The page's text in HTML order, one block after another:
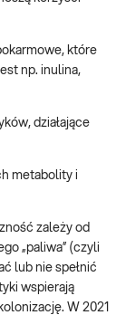
które
np. inulina,
działające
metabolity i
zależy od
„paliwa” (czyli
lub nie spełnić
wspierają
W 2021